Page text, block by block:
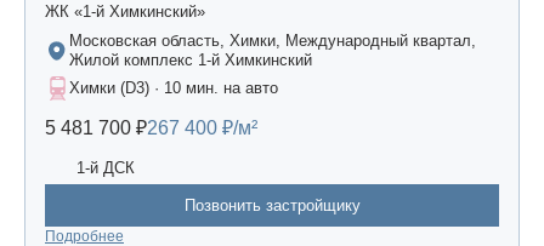
ЖК «1-й Химкинский»
Московская область, Химки, Международный квартал,
Жилой комплекс 1-й Химкинский
Химки (D3) · 10 мин. на авто
5 481 700 ₽267 400 ₽/м²
1-й ДСК
Позвонить застройщику
Подробнее